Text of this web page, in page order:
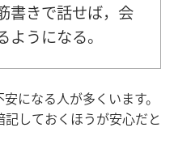
書きで話せば，会
うになる。
になる人が多くいます。
しておくほうが安心だと